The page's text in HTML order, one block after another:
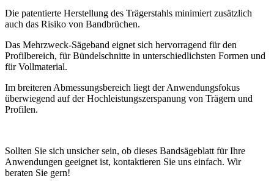
Die patentierte Herstellung des Trägerstahls minimiert zusätzlich
auch das Risiko von Bandbrüchen.
Das Mehrzweck-Sägeband eignet sich hervorragend für den
Profilbereich, für Bündelschnitte in unterschiedlichsten Formen und
für Vollmaterial.
Im breiteren Abmessungsbereich liegt der Anwendungsfokus
überwiegend auf der Hochleistungszerspanung von Trägern und
Profilen.
Sollten Sie sich unsicher sein, ob dieses Bandsägeblatt für Ihre
Anwendungen geeignet ist, kontaktieren Sie uns einfach. Wir
beraten Sie gern!